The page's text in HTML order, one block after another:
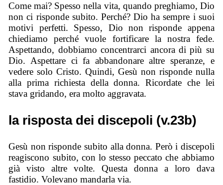
Come mai? Spesso nella vita, quando preghiamo, Dio
non ci risponde subito. Perché? Dio ha sempre i suoi
motivi perfetti. Spesso, Dio non risponde appena
chiediamo perché vuole fortificare la nostra fede.
Aspettando, dobbiamo concentrarci ancora di più su
Dio. Aspettare ci fa abbandonare altre speranze, e
vedere solo Cristo. Quindi, Gesù non risponde nulla
alla prima richiesta della donna. Ricordate che lei
stava gridando, era molto aggravata.
la risposta dei discepoli (v.23b)
Gesù non risponde subito alla donna. Però i discepoli
reagiscono subito, con lo stesso peccato che abbiamo
già visto altre volte. Questa donna a loro dava
fastidio. Volevano mandarla via.